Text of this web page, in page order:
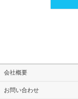
会社概要
お問い合わせ